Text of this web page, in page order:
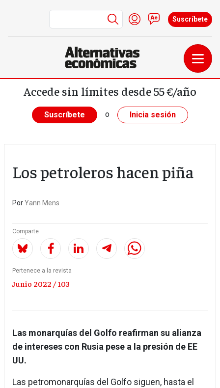
Pasar al contenido principal
Menú de cuenta de
Iniciar sesión
Contacto
Suscríbete
Accede sin límites desde 55 €/año
Suscríbete o Inicia sesión
Los petroleros hacen piña
PorYann Mens
Comparte
Pertenece a la revista
Junio 2022 / 103
Las monarquías del Golfo reafirman su alianza
de intereses con Rusia pese a la presión de EE
UU.
Las petromonarquías del Golfo siguen, hasta el